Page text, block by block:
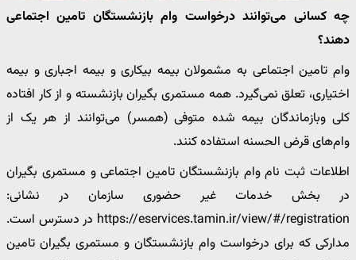
چه کسانی می‌توانند درخواست وام بازنشستگان تامین اجتماعی
دهند؟
وام تامین اجتماعی به مشمولان بیمه بیکاری و بیمه اجباری و بیمه
اختیاری، تعلق نمی‌گیرد. همه مستمری بگیران بازنشسته و از کار افتاده
کلی وبازماندگان بیمه شده متوفی (همسر) می‌توانند از هر یک از
وام‌های قرض الحسنه استفاده کنند.
اطلاعات ثبت نام وام بازنشستگان تامین اجتماعی و مستمری بگیران
در بخش خدمات غیر حضوری سازمان در نشانی:
https://eservices.tamin.ir/view/#/registration در دسترس است.
مدارکی که برای درخواست وام بازنشستگان و مستمری بگیران تامین